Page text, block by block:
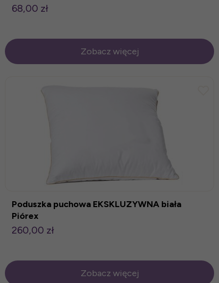
68,00 zł
Zobacz więcej
Poduszka puchowa EKSKLUZYWNA biała
Piórex
260,00 zł
Zobacz więcej